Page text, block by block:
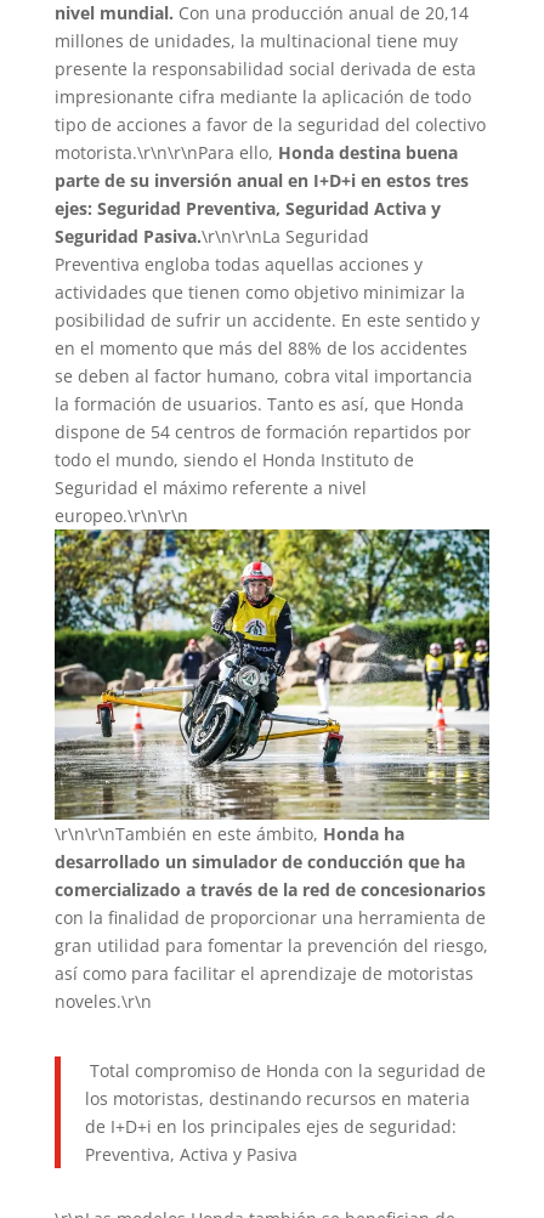
nivel mundial. Con una producción anual de 20,14
millones de unidades, la multinacional tiene muy
presente la responsabilidad social derivada de esta
impresionante cifra mediante la aplicación de todo
tipo de acciones a favor de la seguridad del colectivo
motorista.\r\n\r\nPara ello, Honda destina buena
parte de su inversión anual en I+D+i en estos tres
ejes: Seguridad Preventiva, Seguridad Activa y
Seguridad Pasiva.\r\n\r\nLa Seguridad
Preventiva engloba todas aquellas acciones y
actividades que tienen como objetivo minimizar la
posibilidad de sufrir un accidente. En este sentido y
en el momento que más del 88% de los accidentes
se deben al factor humano, cobra vital importancia
la formación de usuarios. Tanto es así, que Honda
dispone de 54 centros de formación repartidos por
todo el mundo, siendo el Honda Instituto de
Seguridad el máximo referente a nivel
europeo.\r\n\r\n
\r\n\r\nTambién en este ámbito, Honda ha
desarrollado un simulador de conducción que ha
comercializado a través de la red de concesionarios
con la finalidad de proporcionar una herramienta de
gran utilidad para fomentar la prevención del riesgo,
así como para facilitar el aprendizaje de motoristas
noveles.\r\n
Total compromiso de Honda con la seguridad de
los motoristas, destinando recursos en materia
de I+D+i en los principales ejes de seguridad:
Preventiva, Activa y Pasiva